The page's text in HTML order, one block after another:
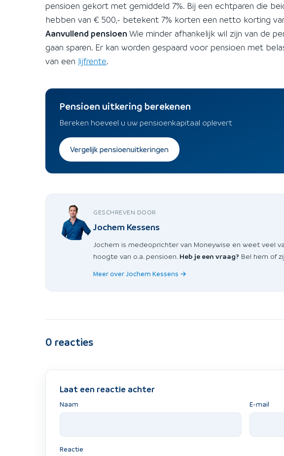
pensioen gekort met gemiddeld 7%. Bij een echtparen die
hebben van € 500,- betekent 7% korten een netto korting
Aanvullend pensioen Wie minder afhankelijk wil zijn van de
gaan sparen. Er kan worden gespaard voor pensioen met
van een lijfrente.
Pensioen uitkering berekenen
Bereken hoeveel u uw pensioenkapitaal oplevert
Vergelijk pensioenuitkeringen
GESCHREVEN DOOR
Jochem Kessens
Jochem is medeoprichter van Moneywise en weet veel
hoogte van o.a. pensioen. Heb je een vraag? Bel hem of
Meer over Jochem Kessens →
0 reacties
Laat een reactie achter
Naam E-mail
Reactie